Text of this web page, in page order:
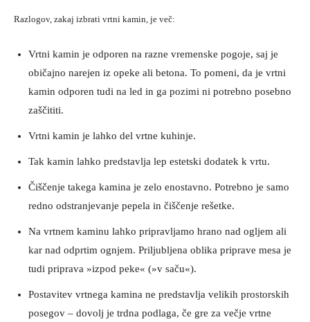
Razlogov, zakaj izbrati vrtni kamin, je več:
Vrtni kamin je odporen na razne vremenske pogoje, saj je
običajno narejen iz opeke ali betona. To pomeni, da je vrtni
kamin odporen tudi na led in ga pozimi ni potrebno posebno
zaščititi.
Vrtni kamin je lahko del vrtne kuhinje.
Tak kamin lahko predstavlja lep estetski dodatek k vrtu.
Čiščenje takega kamina je zelo enostavno. Potrebno je samo
redno odstranjevanje pepela in čiščenje rešetke.
Na vrtnem kaminu lahko pripravljamo hrano nad ogljem ali
kar nad odprtim ognjem. Priljubljena oblika priprave mesa je
tudi priprava »izpod peke« (»v saču«).
Postavitev vrtnega kamina ne predstavlja velikih prostorskih
posegov – dovolj je trdna podlaga, če gre za večje vrtne